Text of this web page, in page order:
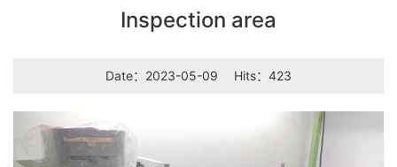
Inspection area
Date：2023-05-09 Hits：423